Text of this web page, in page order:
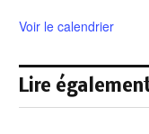
Voir le calendrier
Lire